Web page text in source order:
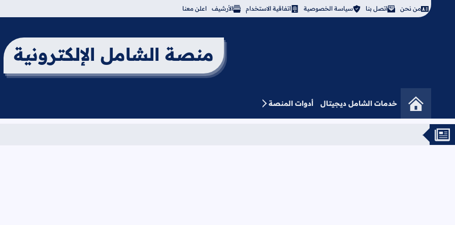
من نحن اتصل بنا سياسة الخصوصية اتفاقية الاستخدام الأرشيف اعلن معنا
منصة الشامل الإلكترونية
خدمات الشامل ديجيتال أدوات المنصة